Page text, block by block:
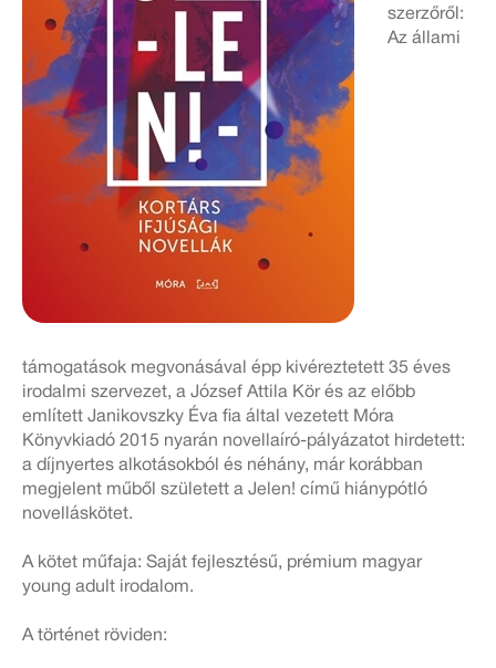
szerzőről:
Az állami
támogatások megvonásával épp kivéreztetett 35 éves
irodalmi szervezet, a József Attila Kör és az előbb
említett Janikovszky Éva fia által vezetett Móra
Könyvkiadó 2015 nyarán novellaíró-pályázatot hirdetett:
a díjnyertes alkotásokból és néhány, már korábban
megjelent műből született a Jelen! című hiánypótló
novelláskötet.
A kötet műfaja: Saját fejlesztésű, prémium magyar
young adult irodalom.
A történet röviden: